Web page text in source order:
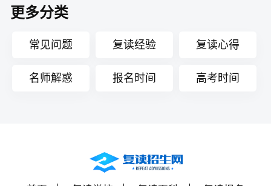
更多分类
常见问题 复读经验 复读心得
名师解惑 报名时间 高考时间